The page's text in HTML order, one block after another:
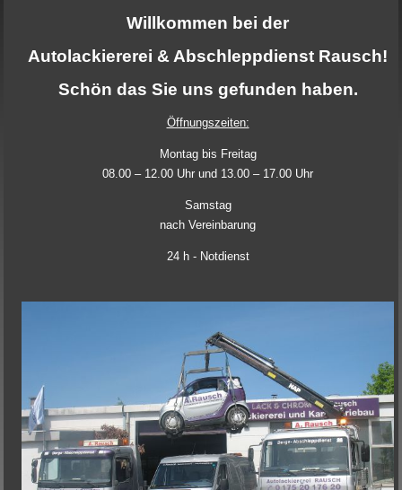
Willkommen bei der
Autolackiererei & Abschleppdienst Rausch!
Schön das Sie uns gefunden haben.
Öffnungszeiten:
Montag bis Freitag
08.00 – 12.00 Uhr und 13.00 – 17.00 Uhr
Samstag
nach Vereinbarung
24 h - Notdienst